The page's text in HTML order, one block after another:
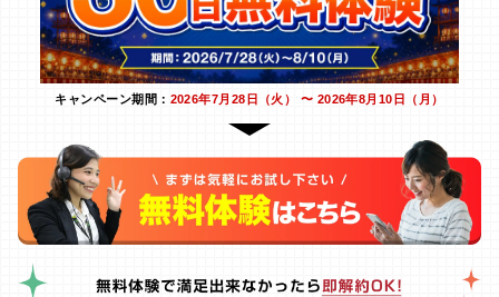
キャンペーン期間： 2026年7月28日（火） 〜 2026年8月10日（月）